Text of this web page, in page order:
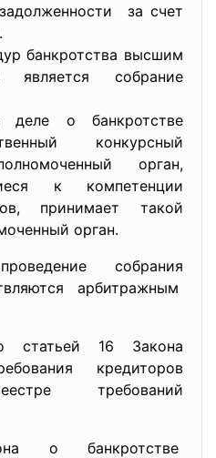
за счет
банкротства высшим
является собрание
о банкротстве
конкурсный
орган,
к компетенции
принимает такой
орган.
собрания
арбитражным
статьей 16 Закона
кредиторов
требований
о банкротстве